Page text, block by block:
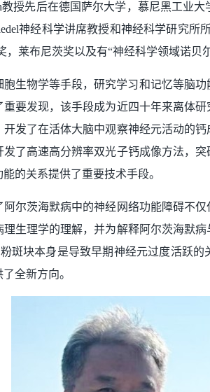
授先后在德国萨尔大学，慕尼黑工业
神经科学讲席教授和神经科学研究所
莱布尼茨奖以及有“神经科学领域诺贝
生物学等手段，研究学习和记忆等脑
要发现，该手段成为近四十年来离体
发了在活体大脑中观察神经元活动的
了高速高分辨率双光子钙成像方法，
的关系提供了重要技术手段。
尔茨海默病中的神经网络功能障碍不
生理学的理解，并为解释阿尔茨海默
斑块本身是导致早期神经元过度活跃
全新方向。